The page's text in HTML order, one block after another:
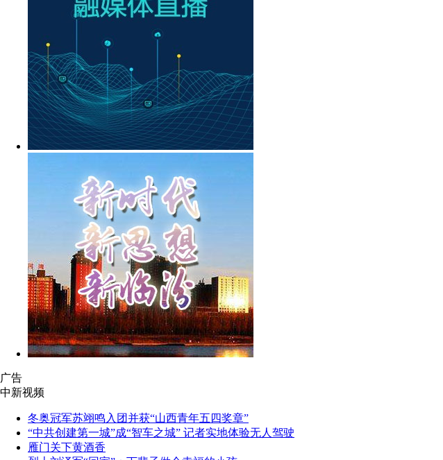
广告
中新视频
冬奥冠军苏翊鸣入团并获“山西青年五四奖章”
“中共创建第一城”成“智车之城” 记者实地体验无人驾驶
雁门关下黄酒香